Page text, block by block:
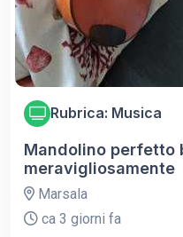
Rubrica: Musica
Mandolino perfetto
meravigliosamente
Marsala
ca 3 giorni fa